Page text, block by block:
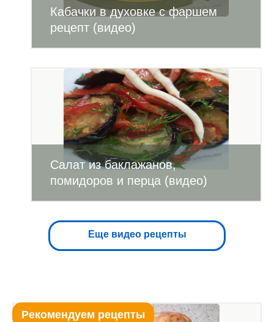
Кабачки в духовке с фаршем
рецепт (видео)
Салат из баклажанов,
помидоров и перца (видео)
Еще видео рецепты
Рекомендуем рецепты